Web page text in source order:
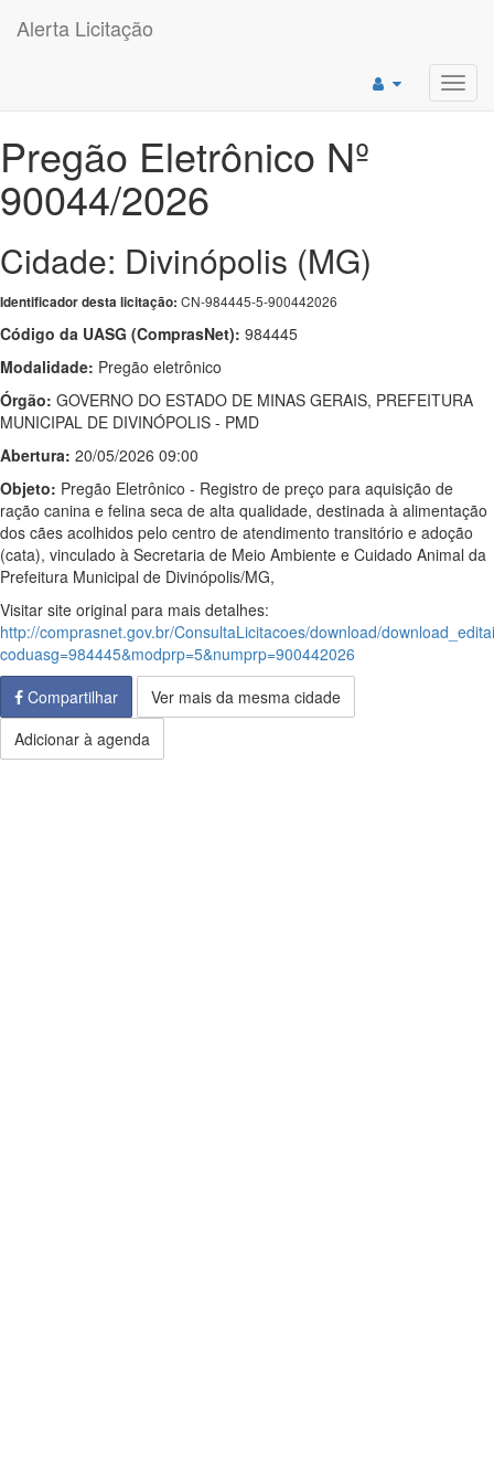
Alerta Licitação
Pregão Eletrônico Nº
90044/2026
Cidade: Divinópolis (MG)
Identificador desta licitação: CN-984445-5-900442026
Código da UASG (ComprasNet): 984445
Modalidade: Pregão eletrônico
Órgão: GOVERNO DO ESTADO DE MINAS GERAIS, PREFEITURA
MUNICIPAL DE DIVINÓPOLIS - PMD
Abertura: 20/05/2026 09:00
Objeto: Pregão Eletrônico - Registro de preço para aquisição de
ração canina e felina seca de alta qualidade, destinada à alimentação
dos cães acolhidos pelo centro de atendimento transitório e adoção
(cata), vinculado à Secretaria de Meio Ambiente e Cuidado Animal da
Prefeitura Municipal de Divinópolis/MG,
Visitar site original para mais detalhes:
http://comprasnet.gov.br/ConsultaLicitacoes/download/
coduasg=984445&modprp=5&numprp=900442026
Compartilhar
Ver mais da mesma cidade
Adicionar à agenda